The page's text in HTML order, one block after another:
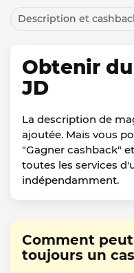
Description et
Obtenir
JD
La description de
ajoutée. Mais vous
"Gagner cashback"
toutes les services
indépendamment.
Comment
toujours un